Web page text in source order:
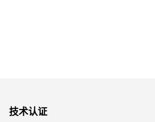
技术认证